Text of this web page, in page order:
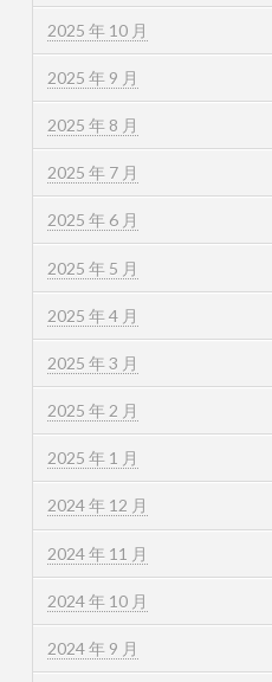
2025 年 10 月
2025 年 9 月
2025 年 8 月
2025 年 7 月
2025 年 6 月
2025 年 5 月
2025 年 4 月
2025 年 3 月
2025 年 2 月
2025 年 1 月
2024 年 12 月
2024 年 11 月
2024 年 10 月
2024 年 9 月